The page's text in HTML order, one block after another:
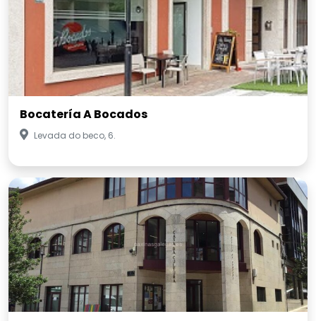
Bocatería A Bocados
Levada do beco, 6.